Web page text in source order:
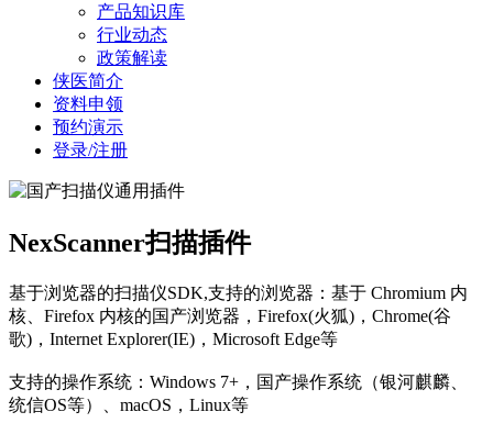
产品知识库
行业动态
政策解读
侠医简介
资料申领
预约演示
登录/注册
NexScanner扫描插件
基于浏览器的扫描仪SDK,支持的浏览器：基于 Chromium 内
核、Firefox 内核的国产浏览器，Firefox(火狐)，Chrome(谷
歌)，Internet Explorer(IE)，Microsoft Edge等
支持的操作系统：Windows 7+，国产操作系统（银河麒麟、
统信OS等）、macOS，Linux等